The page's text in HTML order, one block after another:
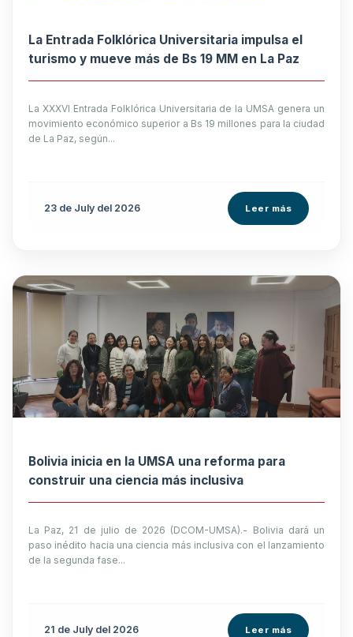
La Entrada Folklórica Universitaria impulsa el
turismo y mueve más de Bs 19 MM en La Paz
La XXXVI Entrada Folklórica Universitaria de la UMSA genera un
movimiento económico superior a Bs 19 millones para la ciudad
de La Paz, según...
23 de July del 2026 Leer más
Bolivia inicia en la UMSA una reforma para
construir una ciencia más inclusiva
La Paz, 21 de julio de 2026 (DCOM-UMSA).- Bolivia dará un
paso inédito hacia una ciencia más inclusiva con el lanzamiento
de la segunda fase...
21 de July del 2026 Leer más